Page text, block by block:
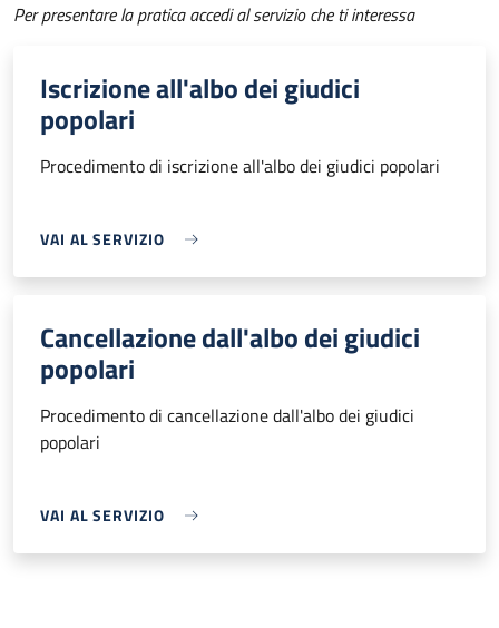
Per presentare la pratica accedi al servizio che ti interessa
Iscrizione all'albo dei giudici
popolari
Procedimento di iscrizione all'albo dei giudici popolari
VAI AL SERVIZIO
Cancellazione dall'albo dei giudici
popolari
Procedimento di cancellazione dall'albo dei giudici
popolari
VAI AL SERVIZIO